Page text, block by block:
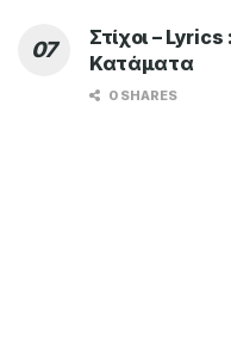
Στίχοι –
Κατάματα
0 SHARES